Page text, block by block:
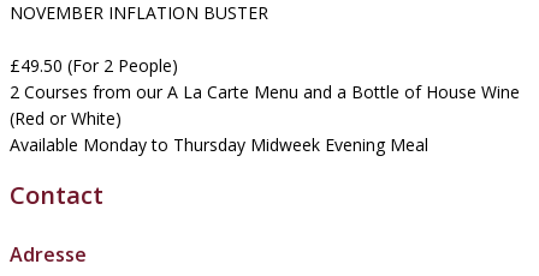
NOVEMBER INFLATION BUSTER
£49.50 (For 2 People)
2 Courses from our A La Carte Menu and a Bottle of House Wine
(Red or White)
Available Monday to Thursday Midweek Evening Meal
Contact
Adresse